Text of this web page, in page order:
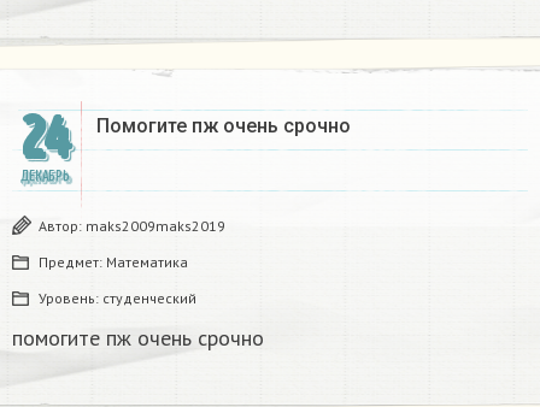
24
ДЕКАБРЬ
Помогите пж очень срочно​
Автор: maks2009maks2019
Предмет: Математика
Уровень: студенческий
помогите пж очень срочно​